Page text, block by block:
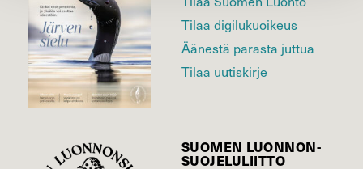
Tilaa digilukuoikeus
Äänestä parasta juttua
Tilaa uutiskirje
SUOMEN LUONNON­
SUOJELU­LIITTO